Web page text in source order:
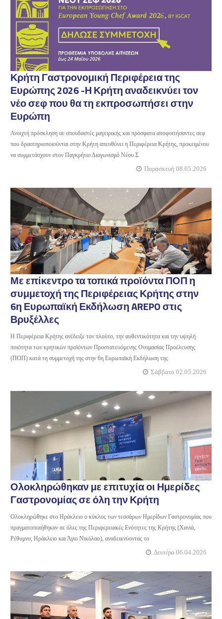
Κρήτη Γαστρονομική Περιφέρεια της
Ευρώπης 2026 -Η Κρήτη αναδεικνύει τον
νέο σεφ που θα τη εκπροσωπήσει στην
Ευρώπη
Ανοιχτή πρόσκληση σε σπουδαστές μαγειρικής και πρόσφατα αποφοιτήσαντες σεφ
που δραστηριοποιούνται στην Κρήτη απευθύνει η Περιφέρεια Κρήτης, προκειμένου
να συμμετάσχουν στον Παγκρήτιο Διαγωνισμό Νέου Σ
Παρασκευή 08.05.2026
Με επίκεντρο τα τοπικά προϊόντα ΠΟΠ η
συμμετοχή της Περιφέρειας Κρήτης στην
6η Ευρωπαϊκή Εκδήλωση AREPO στις
Βρυξέλλες
Η Περιφέρεια Κρήτης ανέδειξε τον πλούτο, την αυθεντικότητα και την υψηλή
ποιότητα των κρητικών προϊόντων Προστατευόμενης Ονομασίας Προέλευσης
(ΠΟΠ) κατά τη συμμετοχή της στην 6η Ευρωπαϊκή Εκδήλωση της
Σάββατο 02.05.2026
Ολοκληρώθηκαν με επιτυχία οι Ημερίδες
Γαστρονομίας σε όλη την Κρήτη
Ολοκληρώθηκε στο Ηράκλειο ο κύκλος των τεσσάρων Ημερίδων Γαστρονομίας που
πραγματοποιήθηκαν σε όλες της Περιφερειακές Ενότητες της Κρήτης (Χανιά,
Ρέθυμνο, Ηράκλειο και Άγιο Νικόλαο), αναδεικνύοντας το
Δευτέρα 06.04.2026